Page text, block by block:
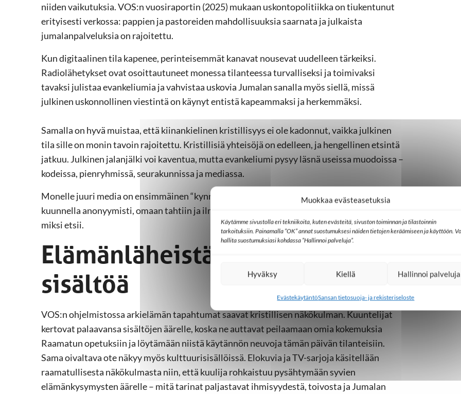
Muokkaa evästeasetuksia
Käytämme sivustolla eri tekniikoita, kuten evästeitä, sivuston toiminnan ja tilastoinnin
tarkoituksiin. Painamalla ”OK” annat suostumuksesi näiden tietojen keräämiseen ja käyttöön.
hallita suostumuksiasi kohdassa ”Hallinnoi palveluja”.
Hyväksy Kiellä Hallinnoi palveluja
EvästekäytäntöSansan tietosuoja- ja rekisteriseloste
niiden vaikutuksia. VOS:n vuosiraportin (2025) mukaan uskontopolitiikka on tiukentunut
erityisesti verkossa: pappien ja pastoreiden mahdollisuuksia saarnata ja julkaista
jumalanpalveluksia on rajoitettu.
Kun digitaalinen tila kapenee, perinteisemmät kanavat nousevat uudelleen tärkeiksi.
Radiolähetykset ovat osoittautuneet monessa tilanteessa turvalliseksi ja toimivaksi
tavaksi julistaa evankeliumia ja vahvistaa uskovia Jumalan sanalla myös siellä, missä
julkinen uskonnollinen viestintä on käynyt entistä kapeammaksi ja herkemmäksi.
Samalla on hyvä muistaa, että kiinankielinen kristillisyys ei ole kadonnut, vaikka julkinen
tila sille on monin tavoin rajoitettu. Kristillisiä yhteisöjä on edelleen, ja hengellinen etsintä
jatkuu. Julkinen jalanjälki voi kaventua, mutta evankeliumi pysyy läsnä useissa muodoissa –
kodeissa, pienryhmissä, seurakunnissa ja mediassa.
Monelle juuri media on ensimmäinen “kynnys”, jonka yli on mahdollista astua: ohjelmaa voi
kuunnella anonyymisti, omaan tahtiin ja ilman, että tarvitsee heti selittää kenellekään,
miksi etsii.
Elämänläheistä ja rikasta
sisältöä
VOS:n ohjelmistossa arkielämän tapahtumat saavat kristillisen näkökulman. Kuuntelijat
kertovat palaavansa sisältöjen äärelle, koska ne auttavat peilaamaan omia kokemuksia
Raamatun opetuksiin ja löytämään niistä käytännön neuvoja tämän päivän tilanteisiin.
Sama oivaltava ote näkyy myös kulttuurisisällöissä. Elokuvia ja TV-sarjoja käsitellään
raamatullisesta näkökulmasta niin, että kuulija rohkaistuu pysähtymään syvien
elämänkysymysten äärelle – mitä tarinat paljastavat ihmisyydestä, toivosta ja Jumalan